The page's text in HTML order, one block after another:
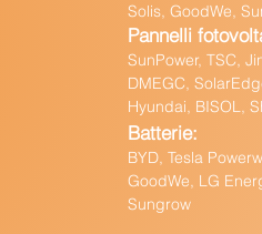
Solis, GoodWe,
Pannelli
SunPower, TSC,
DMEGC,
Hyundai, BISOL,
Batterie:
BYD, Tesla
GoodWe, LG
Sungrow